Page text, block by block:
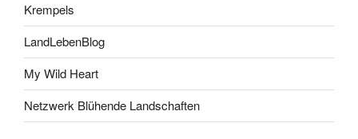
Krempels
LandLebenBlog
My Wild Heart
Netzwerk Blühende Landschaften